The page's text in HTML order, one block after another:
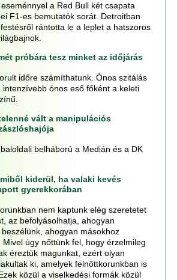
a Red Bull két csapata
F1-es bemutatók sorát. Detroitban
rántotta le a leplet a hatszoros
próbára tesz minket az időjárás
időre számíthatunk. Ónos szitálás
intenzívebb ónos eső főként a keleti
vált a manipulációs
belháború a Medián és a DK
kiderül, ha valaki kevés
gyerekkorában
nem kaptunk elég szeretetet
az befolyásolhatja, ahogyan
ahogyan másokhoz
Mivel úgy nőttünk fel, hogy érzelmileg
éreztük magunkat, ezért olyan
ki, amelyek felnőttkorunkban is
közül a viselkedési formák közül